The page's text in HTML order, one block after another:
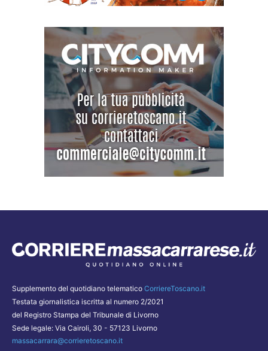
Supplemento del quotidiano telematico CorriereToscano.it
Testata giornalistica iscritta al numero 2/2021
del Registro Stampa del Tribunale di Livorno
Sede legale: Via Cairoli, 30 - 57123 Livorno
massacarrara@corrieretoscano.it